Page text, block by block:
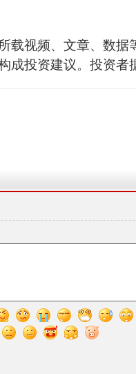
载视频、文章、数据
成投资建议。投资者